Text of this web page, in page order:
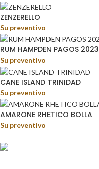
ZENZERELLO
Su preventivo
RUM HAMPDEN PAGOS 2023
Su preventivo
CANE ISLAND TRINIDAD
Su preventivo
AMARONE RHETICO BOLLA
Su preventivo